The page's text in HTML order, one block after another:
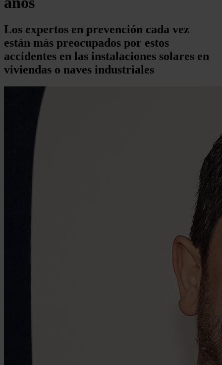
Los expertos en prevención cada vez
están más preocupados por estos
accidentes en las instalaciones solares en
viviendas o naves industriales